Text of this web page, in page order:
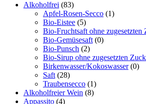
Alkoholfrei (83)
Apfel-Rosen-Secco (1)
Bio-Eistee (5)
Bio-Fruchtsaft ohne zugesetzten
Bio-Gemüsesaft (0)
Bio-Punsch (2)
Bio-Sirup ohne zugesetzten
Birkenwasser/Kokoswasser (0)
Saft (28)
Traubensecco (1)
Alkoholfreier Wein (8)
Appassito (4)